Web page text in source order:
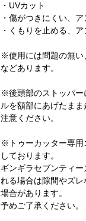
・UVカット
・傷がつきにくい、
・くもりを止める、
※使用には問題の無い
などあります。
※後頭部のストッパー
ルを額部にあげたま
注意ください。
※トゥーカッター専用
しております。
ギンギラセブンティ
れる場合は隙間やズ
場合があります。
予めご了承ください。